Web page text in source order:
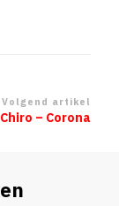
Volgend artikel
Chiro – Corona